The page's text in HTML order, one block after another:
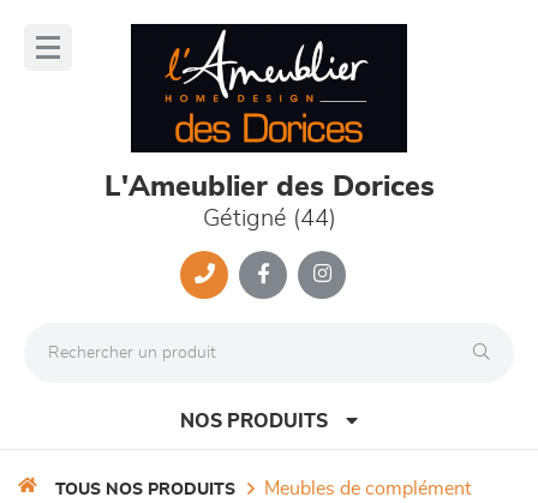
L'Ameublier des Dorices
Gétigné (44)
NOS PRODUITS
TOUS NOS PRODUITS meubles de complément